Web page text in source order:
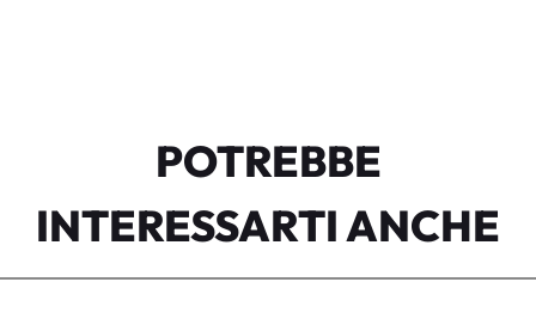
POTREBBE
INTERESSARTI ANCHE